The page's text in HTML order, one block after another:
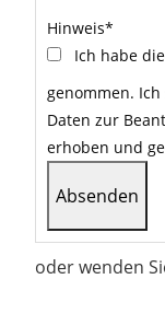
Hinweis*
Ich habe die
genommen.
Daten zur
erhoben und
oder wenden